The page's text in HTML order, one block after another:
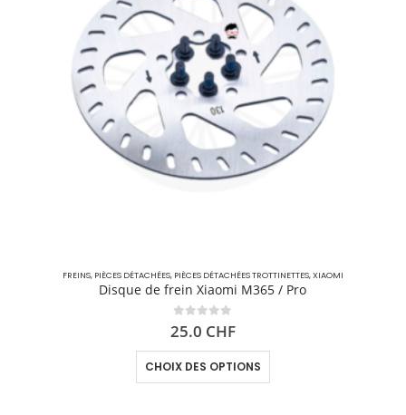
FREINS, PIÈCES DÉTACHÉES, PIÈCES DÉTACHÉES TROTTINETTES,XIAOMI
Disque de frein Xiaomi M365 / Pro
0 out of 5
25.0 CHF
CHOIX DES OPTIONS